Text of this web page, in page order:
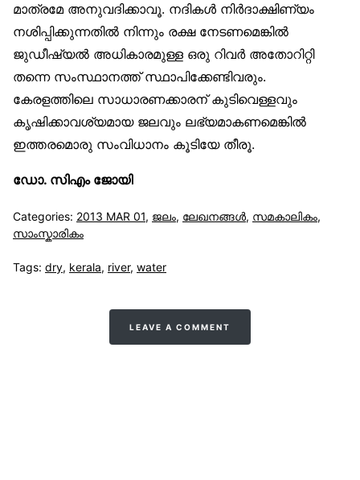
മാത്രമേ അനുവദിക്കാവൂ. നദികള്‍ നിര്‍ദാക്ഷിണ്യം
നശിപ്പിക്കുന്നതില്‍ നിന്നും രക്ഷ നേടണമെങ്കില്‍
ജുഡീഷ്യല്‍ അധികാരമുള്ള ഒരു റിവര്‍ അതോറിറ്റി
തന്നെ സംസ്ഥാനത്ത് സ്ഥാപിക്കേണ്ടിവരും.
കേരളത്തിലെ സാധാരണക്കാരന് കുടിവെള്ളവും
കൃഷിക്കാവശ്യമായ ജലവും ലഭ്യമാകണമെങ്കില്‍
ഇത്തരമൊരു സംവിധാനം കൂടിയേ തീരൂ.
ഡോ. സിഎം ജോയി
Categories: 2013 MAR 01, ജലം, ലേഖനങ്ങള്‍, സമകാലികം,
സാംസ്കാരികം
Tags: dry, kerala, river, water
LEAVE A COMMENT